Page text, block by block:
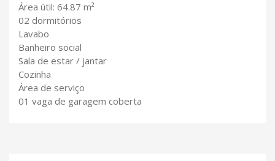
Área útil: 64.87 m²
02 dormitórios
Lavabo
Banheiro social
Sala de estar / jantar
Cozinha
Área de serviço
01 vaga de garagem coberta